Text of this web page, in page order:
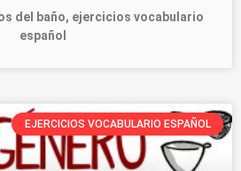
del baño, ejercicios vocabulario
español
EJERCICIOS VOCABULARIO ESPAÑOL